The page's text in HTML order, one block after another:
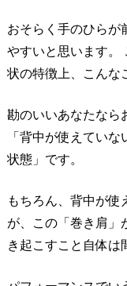
おそらく手のひらが
やすいと思います。
状の特徴上、こんな
勘のいいあなたなら
「背中が使えてい
状態」です。
もちろん、背中が使
が、この「巻き肩」
き起こすこと自体は